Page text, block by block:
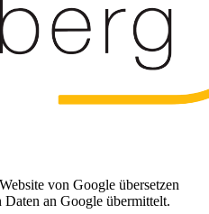
von Google übersetzen
an Google übermittelt.